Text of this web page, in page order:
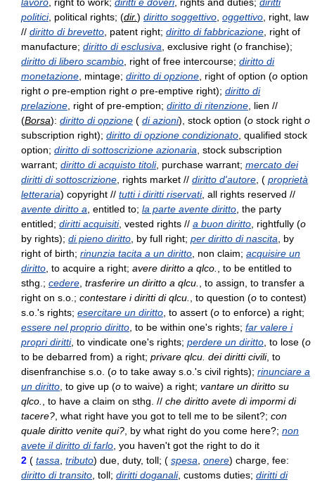
lavoro, right to work; diritti e doveri, rights and duties; diritti
politici, political rights; (dir.) diritto soggettivo, oggettivo, right, law
// diritto di brevetto, patent right; diritto di fabbricazione, right of
manufacture; diritto di esclusiva, exclusive right (o franchise);
diritto di libero scambio, right of free intercourse; diritto di
monetazione, mintage; diritto di opzione, right of option (o option
right o pre-emption right o pre-emptive right); diritto di
prelazione, right of pre-emption; diritto di ritenzione, lien //
(Borsa): diritto di opzione ( di azioni), stock option (o stock right o
subscription right); diritto di opzione condizionato, qualified stock
option; diritto di sottoscrizione azionaria, stock subscription
warrant; diritto di acquisto titoli, purchase warrant; mercato dei
diritti di sottoscrizione, rights market // diritto d'autore, ( proprietà
letteraria) copyright // tutti i diritti riservati, all rights reserved //
avente diritto a, entitled to; la parte avente diritto, the party
entitled; diritti acquisiti, vested rights // a buon diritto, rightfully (o
by rights); di pieno diritto, by full right; per diritto di nascita, by
right of birth; rinunzia tacita a un diritto, non claim; acquisire un
diritto, to acquire a right; avere diritto a qlco., to be entitled to
sthg.; cedere, trasferire un diritto a qlcu., to assign, to transfer a
right on s.o.; contestare i diritti di qlcu., to question (o to contest)
s.o.'s rights; esercitare un diritto, to assert (o to enforce) a right;
essere nel proprio diritto, to be within one's rights; far valere i
propri diritti, to vindicate one's rights; perdere un diritto, to lose (o
to be debarred from) a right; privare qlcu. dei diritti civili, to
disenfranchise s.o. (o to take away s.o.'s civil rights); rinunciare a
un diritto, to give up (o to waive) a right; vantare un diritto su
qlco., to have a claim on sthg. // che diritto avete di impormi di
tacere?, what right have you got to tell me to be silent?; con
quale diritto venite qui?, by what right do you come here?; non
avete il diritto di farlo, you haven't got the right to do it
2 ( tassa, tributo) due, duty, toll; ( spesa, onere) charge, fee:
diritto di transito, toll; diritti doganali, customs duties; diritti di